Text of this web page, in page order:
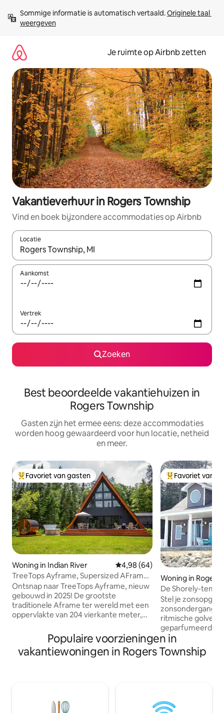
direct
naar
Sommige informatie is automatisch vertaald. Originele taal
weergeven
Je ruimte op Airbnb zetten
Vakantieverhuur in Rogers Township
Vind en boek bijzondere accommodaties op Airbnb
Locatie
Wanneer er suggesties beschikbaar zijn, maak je een keuze
Aankomst
Vertrek
Zoeken
Best beoordeelde vakantiehuizen in
Rogers Township
Gasten zijn het ermee eens: deze accommodaties
worden hoog gewaardeerd voor hun locatie, netheid
en meer.
Topfavoriet van gasten
Favoriet van gasten
Woning in Indian River Gemiddelde beoordeling van
4,98 (64)
TreeTops Ayframe, Supersized AFrame
aan de rivier w
Ontsnap naar TreeTops Ayframe, nieuw
gebouwd in 2025! De grootste
traditionele Aframe ter wereld met een
oppervlakte van 204 vierkante meter,
met blauwe forel in Michigan, de Pigeon
een eigen schiereiland en beschikt over
ooit hebt gezien. Stap in de hottub en
sauna en geniet van de geluiden van de
Topfavoriet van
Favoriet van
Woning in Rogers
De Shorely-
aan het strand!
Stel je
ritmische golven,
geparfumeerde
huis ligt op een
loopafstand van
Kenmerken:
quadrijden,
Populaire voorzieningen in
vakantiewoningen in Rogers Township